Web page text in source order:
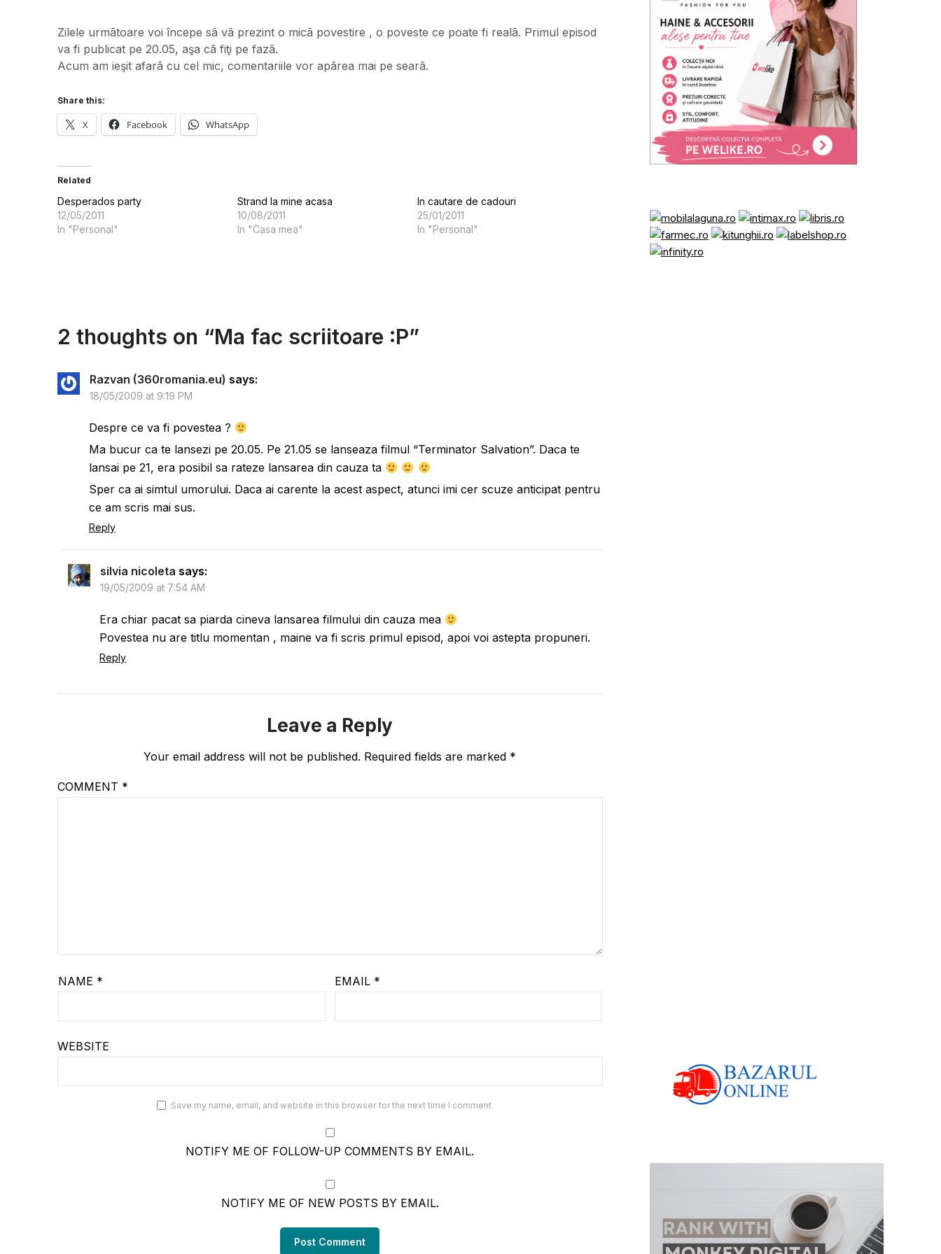
Zilele urmãtoare voi începe sã vã prezint o micã povestire , o poveste ce poate fi realã. Primul episod
va fi publicat pe 20.05, aşa cã fiţi pe fazã.
Acum am ieşit afarã cu cel mic, comentariile vor apãrea mai pe searã.
Share this:
X Facebook WhatsApp
Related
Desperados party
12/05/2011
In "Personal"
Strand la mine acasa
10/08/2011
In "Casa mea"
In cautare de cadouri
25/01/2011
In "Personal"
2 thoughts on “Ma fac scriitoare :P”
Razvan (360romania.eu) says:
18/05/2009 at 9:19 PM
Despre ce va fi povestea ?
Ma bucur ca te lansezi pe 20.05. Pe 21.05 se lanseaza filmul “Terminator Salvation”. Daca te
lansai pe 21, era posibil sa rateze lansarea din cauza ta
Sper ca ai simtul umorului. Daca ai carente la acest aspect, atunci imi cer scuze anticipat pentru
ce am scris mai sus.
Reply
silvia nicoleta says:
19/05/2009 at 7:54 AM
Era chiar pacat sa piarda cineva lansarea filmului din cauza mea
Povestea nu are titlu momentan , maine va fi scris primul episod, apoi voi astepta propuneri.
Reply
Leave a Reply
Your email address will not be published. Required fields are marked *
COMMENT *
NAME * EMAIL *
WEBSITE
Save my name, email, and website in this browser for the next time I comment.
NOTIFY ME OF FOLLOW-UP COMMENTS BY EMAIL.
NOTIFY ME OF NEW POSTS BY EMAIL.